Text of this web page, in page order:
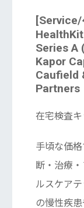
HealthKit
Series A
Kapor
Caufield
Partners
在宅検査キ
手頃な価
断・治療
ルスケア
の慢性疾